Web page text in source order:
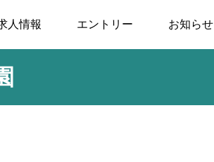
人情報 エントリー お知らせ